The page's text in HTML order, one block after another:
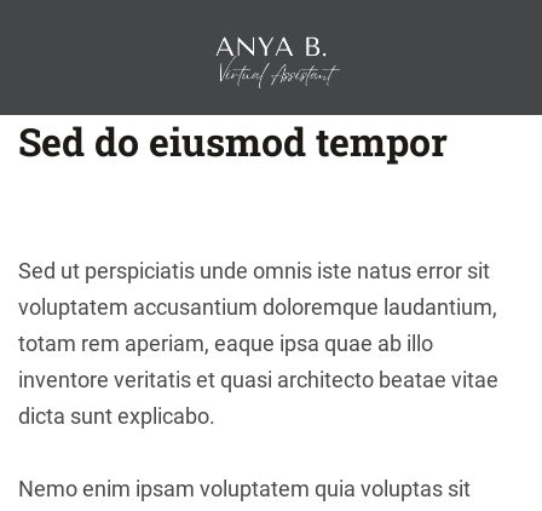
Sed do eiusmod tempor
Sed ut perspiciatis unde omnis iste natus error sit
voluptatem accusantium doloremque laudantium,
totam rem aperiam, eaque ipsa quae ab illo
inventore veritatis et quasi architecto beatae vitae
dicta sunt explicabo.
Nemo enim ipsam voluptatem quia voluptas sit